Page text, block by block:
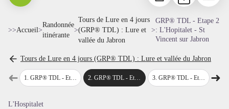
Voir l'image en plein écran
>>Accueil>
Randonnée
itinérante
>
Tours de Lure en 4 jours
(GRP® TDL) : Lure et
vallée du Jabron
>
GRP® TDL - Etape 2
: L'Hopitalet - St
Vincent sur Jabron
Tours de Lure en 4 jours (GRP® TDL) : Lure et vallée du Jabron
➜Étape précédente
1. GRP® TDL - Etape 1 : Rocher d'Ongles - L'Hopitalet 2.GRP® TDL - Etape 2 : L'Hopitalet - St Vincent sur Jabron 3. GRP® TDL - Etape 3 : St Vincent sur Jabron - Station de Lure 4.
➜
L'Hospitalet